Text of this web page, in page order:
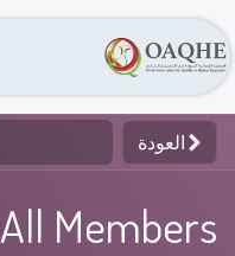
العودة
All Members